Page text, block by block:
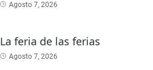
Agosto 7, 2026
La feria de las ferias
Agosto 7, 2026